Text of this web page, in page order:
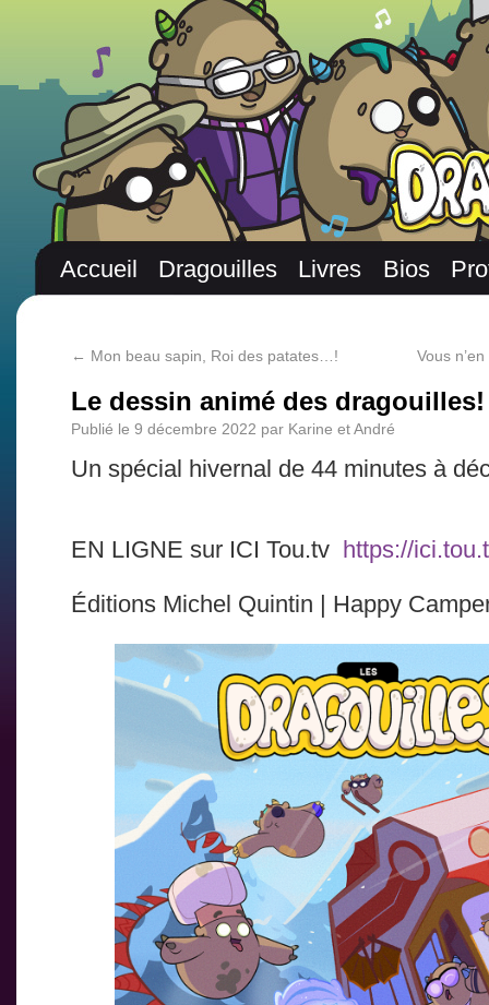
Accueil Dragouilles Livres Bios
← Mon beau sapin, Roi des patates…! Vous
Le dessin animé des dragouilles!
Publié le 9 décembre 2022 par Karine et André
Un spécial hivernal de 44 minutes à
EN LIGNE sur ICI Tou.tv https://
Éditions Michel Quintin | Happy